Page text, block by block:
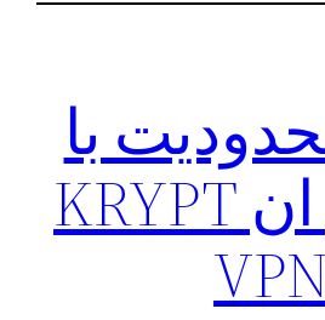
با
وی پی ان KRYPT